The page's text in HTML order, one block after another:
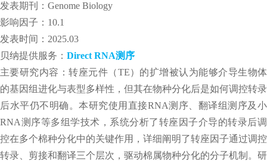
发表期刊：Genome Biology
影响因子：10.1
发表时间：2025.03
贝纳提供服务： Direct RNA测序
主要研究内容：转座元件（TE）的扩增被认为能够介导生物体
的基因组进化与表型多样性，但其在物种分化后是如何调控转录
后水平仍不明确。本研究使用直接RNA测序、翻译组测序及小
RNA测序等多组学技术，系统分析了转座因子介导的转录后调
控在多个棉种分化中的关键作用，详细阐明了转座因子通过调控
转录、剪接和翻译三个层次，驱动棉属物种分化的分子机制。研